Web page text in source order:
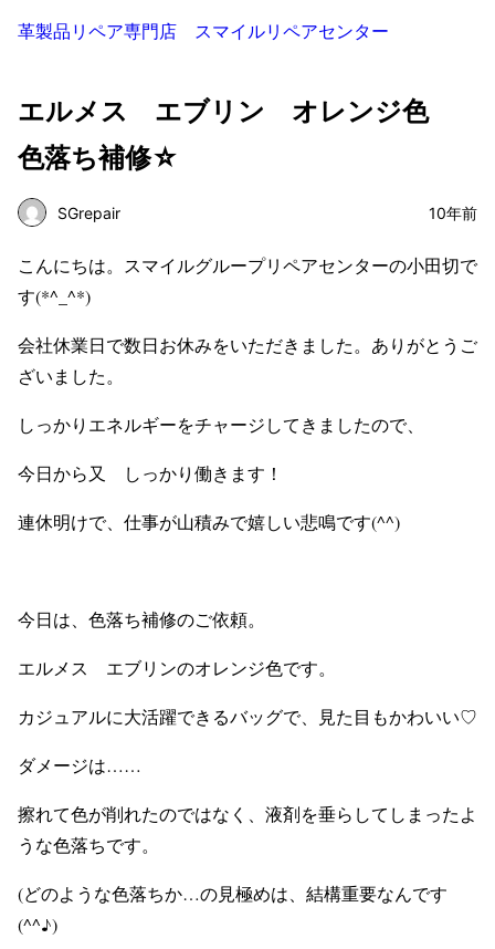
革製品リペア専門店 スマイルリペアセンター
エルメス エブリン オレンジ色
色落ち補修☆
SGrepair 10年前
こんにちは。スマイルグループリペアセンターの小田切で
す(*^_^*)
会社休業日で数日お休みをいただきました。ありがとうご
ざいました。
しっかりエネルギーをチャージしてきましたので、
今日から又 しっかり働きます！
連休明けで、仕事が山積みで嬉しい悲鳴です(^^)
今日は、色落ち補修のご依頼。
エルメス エブリンのオレンジ色です。
カジュアルに大活躍できるバッグで、見た目もかわいい♡
ダメージは……
擦れて色が削れたのではなく、液剤を垂らしてしまったよ
うな色落ちです。
(どのような色落ちか…の見極めは、結構重要なんです
(^^♪)